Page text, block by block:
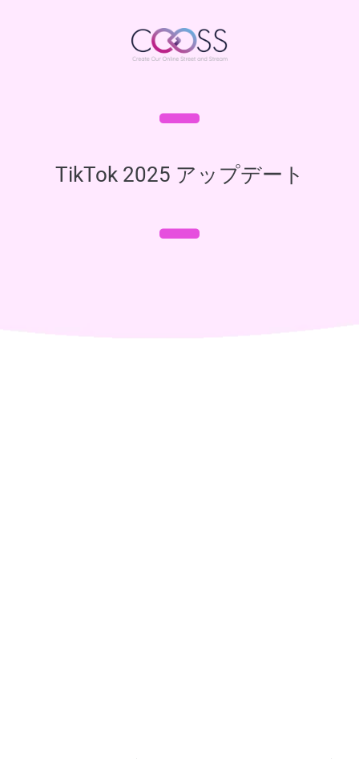
TikTok 2025 アップデート